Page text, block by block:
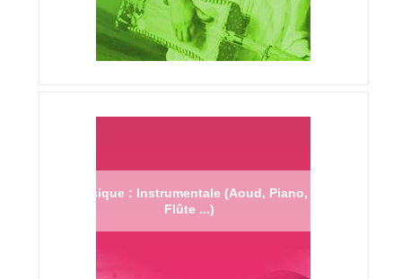
Musique : Instrumentale (Aoud, Piano,
Flûte ...)